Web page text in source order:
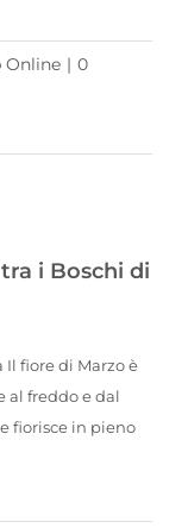
Online | 0
i Boschi di
Il fiore di Marzo è
al freddo e dal
fiorisce in pieno